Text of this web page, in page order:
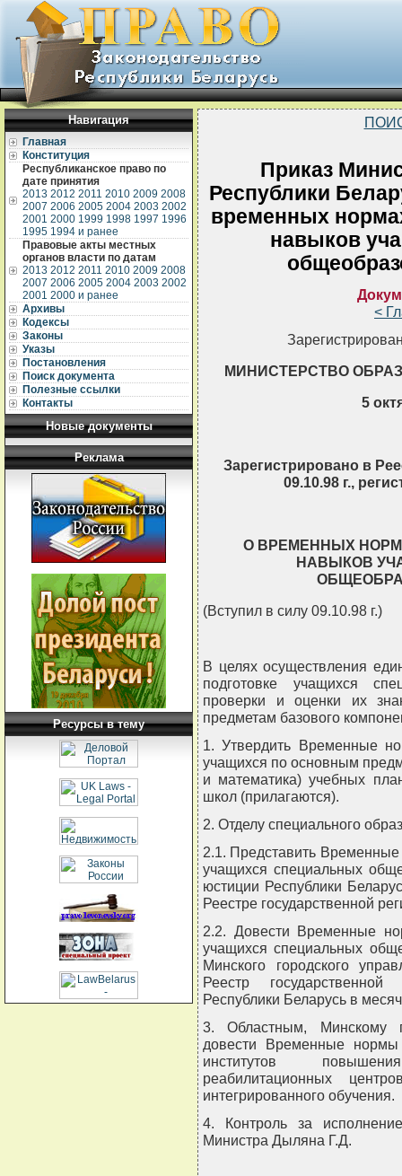
Навигация
Главная
Конституция
Республиканское право по
дате принятия
2013 2012 2011 2010 2009 2008
2007 2006 2005 2004 2003 2002
2001 2000 1999 1998 1997 1996
1995 1994 и ранее
Правовые акты местных
органов власти по датам
2013 2012 2011 2010 2009 2008
2007 2006 2005 2004 2003 2002
2001 2000 и ранее
Архивы
Кодексы
Законы
Указы
Постановления
Поиск документа
Полезные ссылки
Контакты
Новые документы
Реклама
Ресурсы в тему
Приказ
Республики
временных
навыков
<
МИНИСТЕРСТВО
5
Зарегистрировано в
09.10.98 г.,
О ВРЕМЕННЫХ
НАВЫКОВ
(Вступил в силу 09.10.98 г.)
В целях осуществления
подготовке учащихся
проверки и оценки их
предметам базового
1. Утвердить Временные
учащихся по основным
и математика) учебных
школ (прилагаются).
2. Отделу специального
2.1. Представить
учащихся специальных
юстиции Республики
Реестре государственной
2.2. Довести Временные
учащихся специальных
Минского городского
Реестр
Республики Беларусь в
3. Областным, Минскому
довести Временные
институтов
реабилитационных
интегрированного обучения.
4. Контроль за
Министра Дыляна Г.Д.